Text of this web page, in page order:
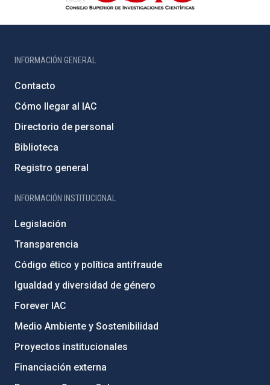
INFORMACIÓN GENERAL
Contacto
Cómo llegar al IAC
Directorio de personal
Biblioteca
Registro general
INFORMACIÓN INSTITUCIONAL
Legislación
Transparencia
Código ético y política antifraude
Igualdad y diversidad de género
Forever IAC
Medio Ambiente y Sostenibilidad
Proyectos institucionales
Financiación externa